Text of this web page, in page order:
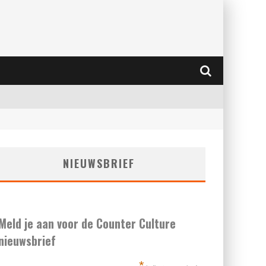
NIEUWSBRIEF
je aan voor de Counter Culture